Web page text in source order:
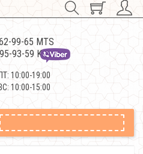
99-65 MTS
93-59 Kievstar
10:00-19:00
10:00-15:00